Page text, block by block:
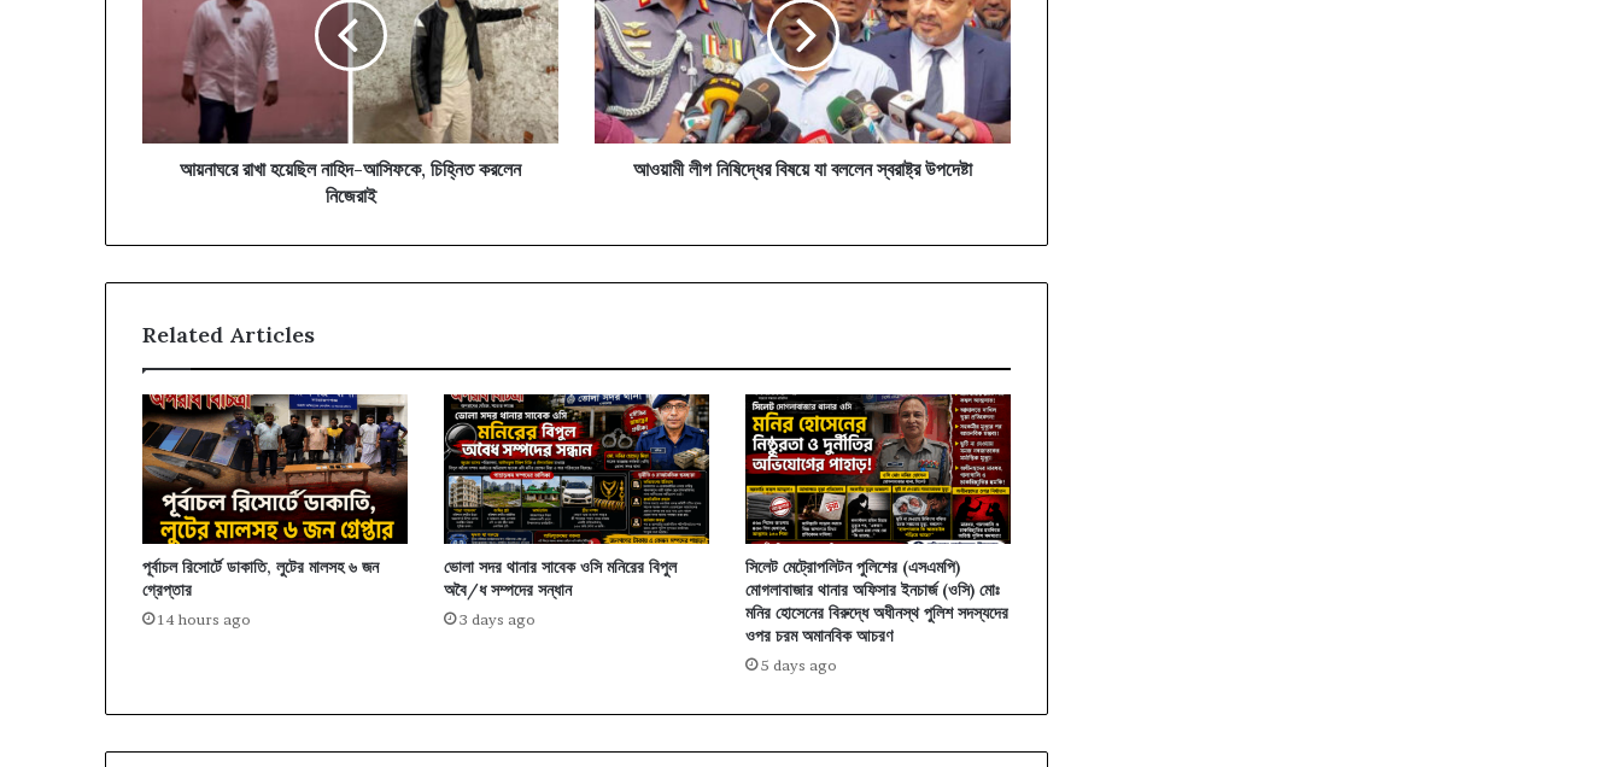
করলেন
আয়নাঘরে রাখা হয়েছিল নাহিদ-আসিফকে, চিহ্নিত করলেন
নিজেরাই
বিষয়ে
যা
বললেন
স্বরাষ্ট্র
উপদেষ্টা
আওয়ামী লীগ নিষিদ্ধের বিষয়ে যা বললেন স্বরাষ্ট্র উপদেষ্টা
Related Articles
পূর্বাচল রিসোর্টে ডাকাতি, লুটের মালসহ ৬ জন
গ্রেপ্তার
14 hours ago
ভোলা সদর থানার সাবেক ওসি মনিরের বিপুল
অবৈ/ধ সম্পদের সন্ধান
3 days ago
সিলেট মেট্রোপলিটন পুলিশের (এসএমপি)
মোগলাবাজার থানার অফিসার ইনচার্জ (ওসি) মোঃ
মনির হোসেনের বিরুদ্ধে অধীনস্থ পুলিশ সদস্যদের
ওপর চরম অমানবিক আচরণ
5 days ago